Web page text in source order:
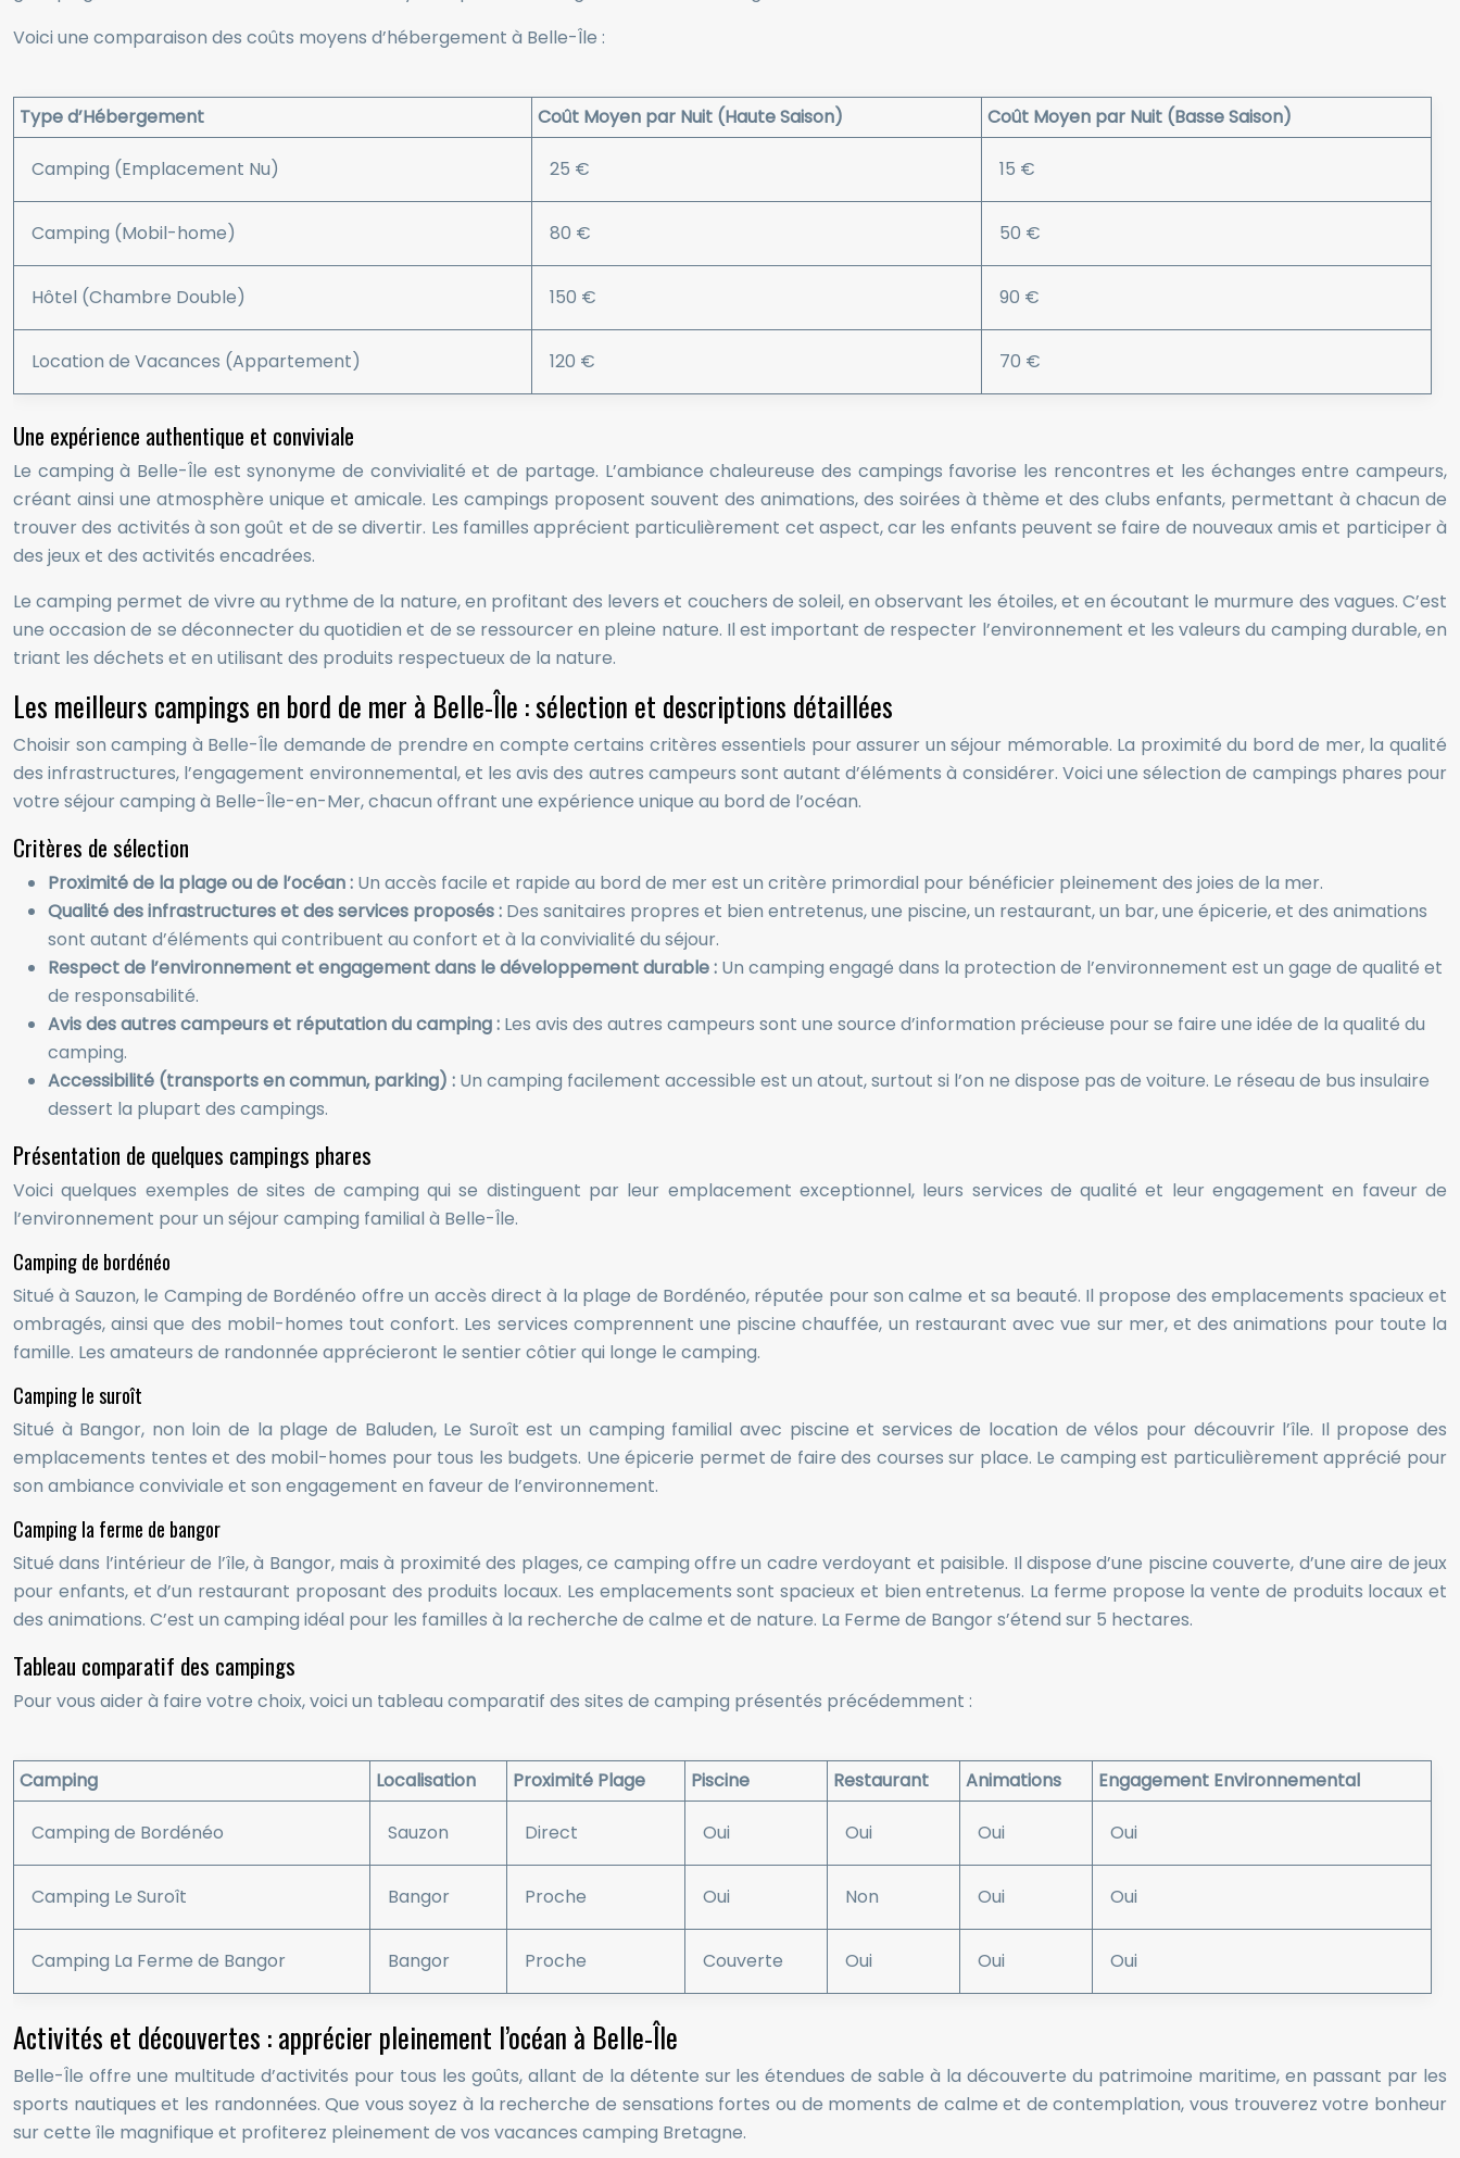
Voici une comparaison des coûts moyens d’hébergement à Belle-Île :
Type d’Hébergement Coût Moyen par Nuit (Haute Saison) Coût Moyen par Nuit (Basse Saison)
Camping (Emplacement Nu) 25 € 15 €
Camping (Mobil-home) 80 € 50 €
Hôtel (Chambre Double) 150 € 90 €
Location de Vacances (Appartement) 120 € 70 €
Une expérience authentique et conviviale
Le camping à Belle-Île est synonyme de convivialité et de partage. L’ambiance chaleureuse des campings favorise les rencontres et les échanges entre campeurs,
créant ainsi une atmosphère unique et amicale. Les campings proposent souvent des animations, des soirées à thème et des clubs enfants, permettant à chacun de
trouver des activités à son goût et de se divertir. Les familles apprécient particulièrement cet aspect, car les enfants peuvent se faire de nouveaux amis et participer à
des jeux et des activités encadrées.
Le camping permet de vivre au rythme de la nature, en profitant des levers et couchers de soleil, en observant les étoiles, et en écoutant le murmure des vagues. C’est
une occasion de se déconnecter du quotidien et de se ressourcer en pleine nature. Il est important de respecter l’environnement et les valeurs du camping durable, en
triant les déchets et en utilisant des produits respectueux de la nature.
Les meilleurs campings en bord de mer à Belle-Île : sélection et descriptions détaillées
Choisir son camping à Belle-Île demande de prendre en compte certains critères essentiels pour assurer un séjour mémorable. La proximité du bord de mer, la qualité
des infrastructures, l’engagement environnemental, et les avis des autres campeurs sont autant d’éléments à considérer. Voici une sélection de campings phares pour
votre séjour camping à Belle-Île-en-Mer, chacun offrant une expérience unique au bord de l’océan.
Critères de sélection
Proximité de la plage ou de l’océan : Un accès facile et rapide au bord de mer est un critère primordial pour bénéficier pleinement des joies de la mer.
Qualité des infrastructures et des services proposés : Des sanitaires propres et bien entretenus, une piscine, un restaurant, un bar, une épicerie, et des animations
sont autant d’éléments qui contribuent au confort et à la convivialité du séjour.
Respect de l’environnement et engagement dans le développement durable : Un camping engagé dans la protection de l’environnement est un gage de qualité et
de responsabilité.
Avis des autres campeurs et réputation du camping : Les avis des autres campeurs sont une source d’information précieuse pour se faire une idée de la qualité du
camping.
Accessibilité (transports en commun, parking) : Un camping facilement accessible est un atout, surtout si l’on ne dispose pas de voiture. Le réseau de bus insulaire
dessert la plupart des campings.
Présentation de quelques campings phares
Voici quelques exemples de sites de camping qui se distinguent par leur emplacement exceptionnel, leurs services de qualité et leur engagement en faveur de
l’environnement pour un séjour camping familial à Belle-Île.
Camping de bordénéo
Situé à Sauzon, le Camping de Bordénéo offre un accès direct à la plage de Bordénéo, réputée pour son calme et sa beauté. Il propose des emplacements spacieux et
ombragés, ainsi que des mobil-homes tout confort. Les services comprennent une piscine chauffée, un restaurant avec vue sur mer, et des animations pour toute la
famille. Les amateurs de randonnée apprécieront le sentier côtier qui longe le camping.
Camping le suroît
Situé à Bangor, non loin de la plage de Baluden, Le Suroît est un camping familial avec piscine et services de location de vélos pour découvrir l’île. Il propose des
emplacements tentes et des mobil-homes pour tous les budgets. Une épicerie permet de faire des courses sur place. Le camping est particulièrement apprécié pour
son ambiance conviviale et son engagement en faveur de l’environnement.
Camping la ferme de bangor
Situé dans l’intérieur de l’île, à Bangor, mais à proximité des plages, ce camping offre un cadre verdoyant et paisible. Il dispose d’une piscine couverte, d’une aire de jeux
pour enfants, et d’un restaurant proposant des produits locaux. Les emplacements sont spacieux et bien entretenus. La ferme propose la vente de produits locaux et
des animations. C’est un camping idéal pour les familles à la recherche de calme et de nature. La Ferme de Bangor s’étend sur 5 hectares.
Tableau comparatif des campings
Pour vous aider à faire votre choix, voici un tableau comparatif des sites de camping présentés précédemment :
Camping Localisation Proximité Plage Piscine Restaurant Animations Engagement Environnemental
Camping de Bordénéo Sauzon Direct Oui Oui Oui Oui
Camping Le Suroît Bangor Proche Oui Non Oui Oui
Camping La Ferme de Bangor Bangor Proche Couverte Oui Oui Oui
Activités et découvertes : apprécier pleinement l’océan à Belle-Île
Belle-Île offre une multitude d’activités pour tous les goûts, allant de la détente sur les étendues de sable à la découverte du patrimoine maritime, en passant par les
sports nautiques et les randonnées. Que vous soyez à la recherche de sensations fortes ou de moments de calme et de contemplation, vous trouverez votre bonheur
sur cette île magnifique et profiterez pleinement de vos vacances camping Bretagne.